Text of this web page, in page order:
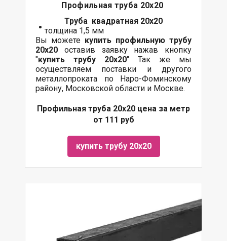
Профильная труба 20х20
Труба квадратная 20х20
толщина 1,5 мм
Вы можете купить профильную трубу
20х20 оставив заявку нажав кнопку
"купить трубу 20х20" Так же мы
осуществляем поставки и другого
металлопроката по Наро-Фоминскому
району, Московской области и Москве.
Профильная труба 20х20 цена за метр
от 111 руб
купить трубу 20х20